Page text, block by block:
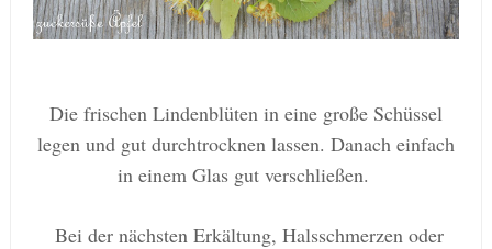
Die frischen Lindenblüten in eine große Schüssel
legen und gut durchtrocknen lassen. Danach einfach
in einem Glas gut verschließen.
Bei der nächsten Erkältung, Halsschmerzen oder